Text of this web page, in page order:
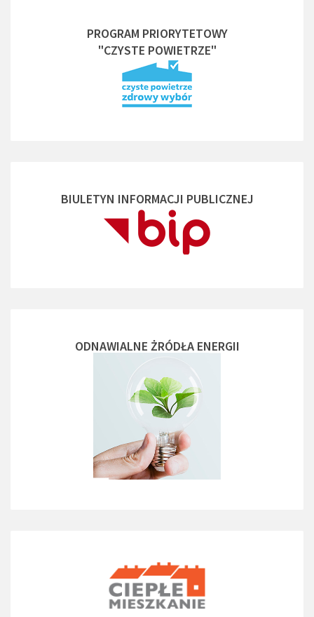
PROGRAM PRIORYTETOWY
"CZYSTE POWIETRZE"
BIULETYN INFORMACJI PUBLICZNEJ
ODNAWIALNE ŻRÓDŁA ENERGII